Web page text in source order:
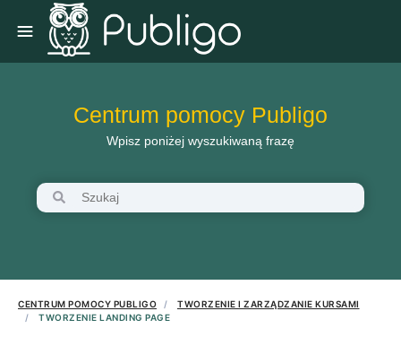
Centrum pomocy Publigo
Wpisz poniżej wyszukiwaną frazę
CENTRUM POMOCY PUBLIGO
TWORZENIE I ZARZĄDZANIE KURSAMI
TWORZENIE LANDING PAGE